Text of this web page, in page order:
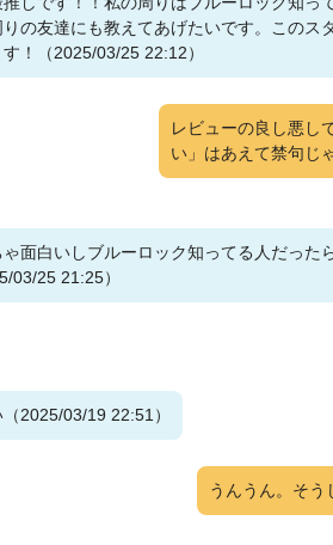
りの友達にも教えてあげたいです。このス
！（2025/03/25 22:12）
レビューの良し悪し
い」はあえて禁句じ
面白いしブルーロック知ってる人だった
03/25 21:25）
2025/03/19 22:51）
うんうん。そう